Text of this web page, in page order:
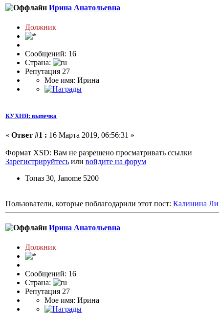
Ирина Анатольевна
Должник
Сообщений: 16
Страна:
Репутация 27
Мое имя: Ирина
КУХНЯ: выпечка
« Ответ #1 : 16 Марта 2019, 06:56:31 »
Формат XSD: Вам не разрешено просматривать ссылки
Зарегистрируйтесь или войдите на форум
Топаз 30, Janome 5200
Пользователи, которые поблагодарили этот пост: Калинина
Ирина Анатольевна
Должник
Сообщений: 16
Страна:
Репутация 27
Мое имя: Ирина